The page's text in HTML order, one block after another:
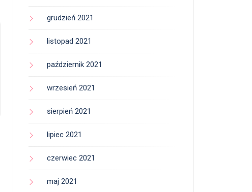
grudzień 2021
listopad 2021
październik 2021
wrzesień 2021
sierpień 2021
lipiec 2021
czerwiec 2021
maj 2021